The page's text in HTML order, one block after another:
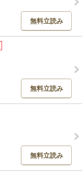
無料立読み
無料立読み
無料立読み